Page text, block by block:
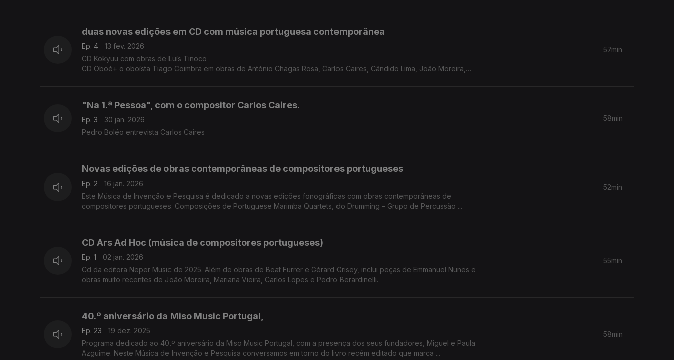
duas novas edições em CD com música portuguesa contemporânea
Ep. 4
13 fev. 2026
CD Kokyuu com obras de Luís Tinoco
CD Oboé+ o oboísta Tiago Coimbra em obras de António Chagas Rosa, Carlos Caires, Cândido Lima, João Moreira,
57min
"Na 1.ª Pessoa", com o compositor Carlos Caires.
Ep. 3
30 jan. 2026
Pedro Boléo entrevista Carlos Caires
58min
Novas edições de obras contemporâneas de compositores portugueses
Ep. 2
16 jan. 2026
Este Música de Invenção e Pesquisa é dedicado a novas edições fonográficas com obras contemporâneas de
compositores portugueses. Composições de Portuguese Marimba Quartets, do Drumming – Grupo de Percussão ...
52min
CD Ars Ad Hoc (música de compositores portugueses)
Ep. 1
02 jan. 2026
Cd da editora Neper Music de 2025. Além de obras de Beat Furrer e Gérard Grisey, inclui peças de Emmanuel Nunes e
obras muito recentes de João Moreira, Mariana Vieira, Carlos Lopes e Pedro Berardinelli.
55min
40.º aniversário da Miso Music Portugal,
Ep. 23
19 dez. 2025
Programa dedicado ao 40.º aniversário da Miso Music Portugal, com a presença dos seus fundadores, Miguel e Paula
Azguime. Neste Música de Invenção e Pesquisa conversamos em torno do livro recém editado que marca ...
58min